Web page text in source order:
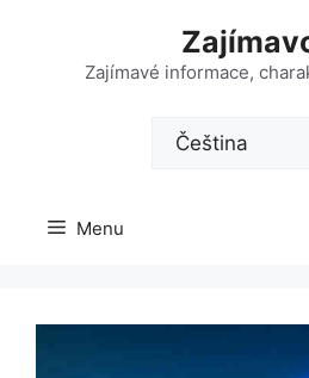
Zajímavé informace,
Zvolte
jazyk
Menu